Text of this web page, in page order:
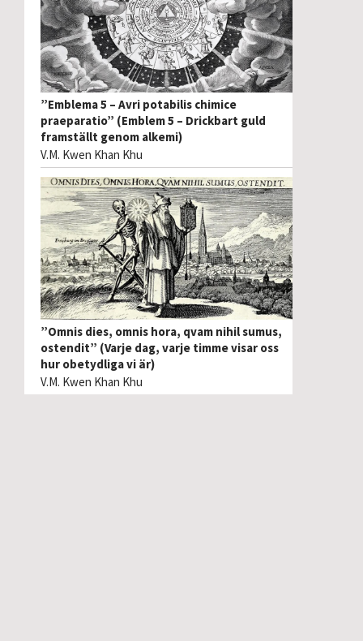
”Emblema 5 – Avri potabilis chimice
praeparatio” (Emblem 5 – Drickbart guld
framställt genom alkemi)
V.M. Kwen Khan Khu
”Omnis dies, omnis hora, qvam nihil sumus,
ostendit” (Varje dag, varje timme visar oss
hur obetydliga vi är)
V.M. Kwen Khan Khu